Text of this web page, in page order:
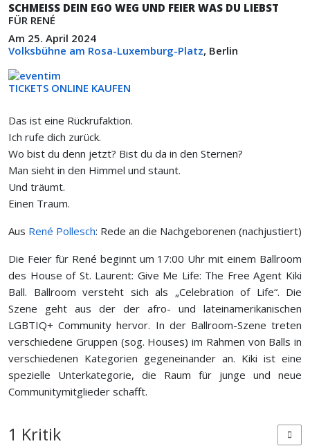
SCHMEISS DEIN EGO WEG UND FEIER WAS DU LIEBST
FÜR RENÉ
Am 25. April 2024
Volksbühne am Rosa-Luxemburg-Platz, Berlin
TICKETS ONLINE KAUFEN
Das ist eine Rückrufaktion.
Ich rufe dich zurück.
Wo bist du denn jetzt? Bist du da in den Sternen?
Man sieht in den Himmel und staunt.
Und träumt.
Einen Traum.
Aus René Pollesch: Rede an die Nachgeborenen (nachjustiert)
Die Feier für René beginnt um 17:00 Uhr mit einem Ballroom
des House of St. Laurent: Give Me Life: The Free Agent Kiki
Ball. Ballroom versteht sich als „Celebration of Life“. Die
Szene geht aus der der afro- und lateinamerikanischen
LGBTIQ+ Community hervor. In der Ballroom-Szene treten
verschiedene Gruppen (sog. Houses) im Rahmen von Balls in
verschiedenen Kategorien gegeneinander an. Kiki ist eine
spezielle Unterkategorie, die Raum für junge und neue
Communitymitglieder schafft.
1 Kritik